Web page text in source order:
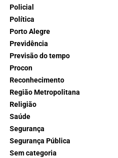
Policial
Política
Porto Alegre
Previdência
Previsão do tempo
Procon
Reconhecimento
Região Metropolitana
Religião
Saúde
Segurança
Segurança Pública
Sem categoria